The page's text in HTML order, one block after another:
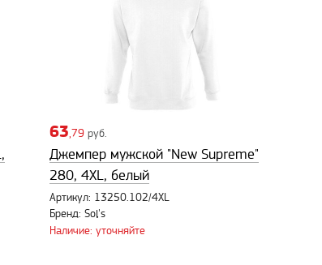
63,79 руб.
Джемпер мужской "New Supreme"
280, 4XL, белый
Артикул: 13250.102/4XL
Бренд: Sol's
Наличие: уточняйте